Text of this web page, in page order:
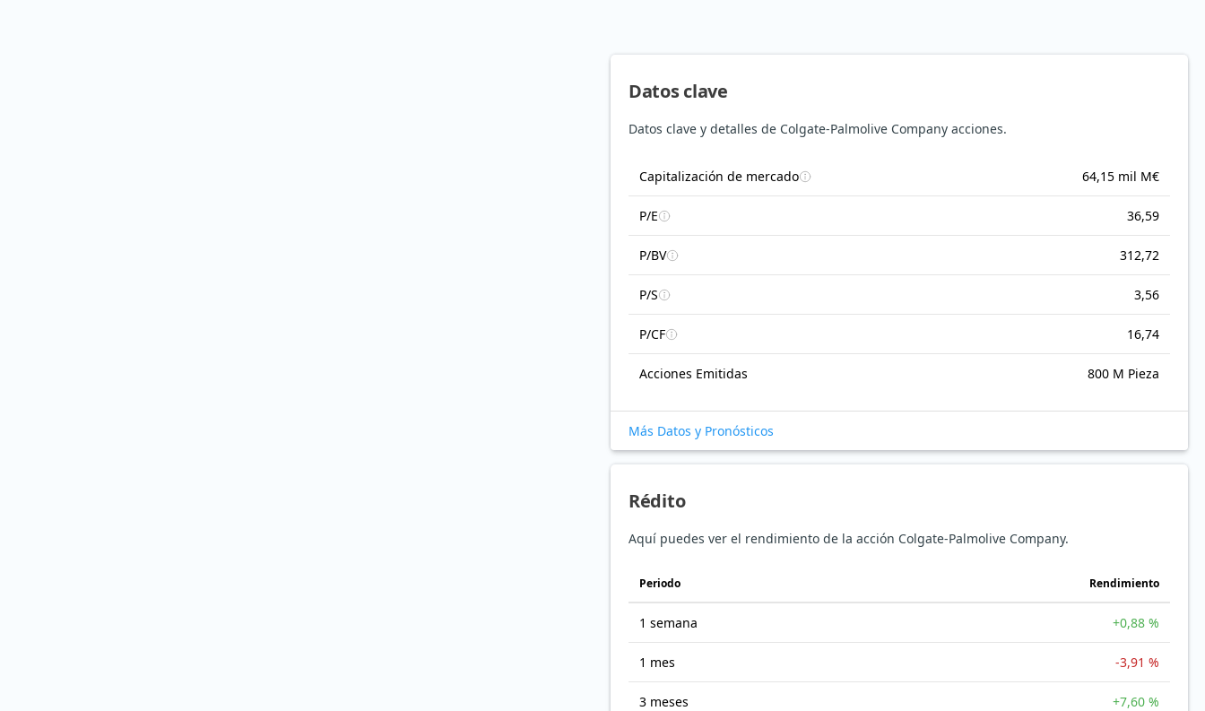
Datos clave
Datos clave y detalles de Colgate-Palmolive Company acciones.
Capitalización de mercado 64,15 mil M€
P/E 36,59
P/BV 312,72
P/S 3,56
P/CF 16,74
Acciones Emitidas 800 M Pieza
Más Datos y Pronósticos
Rédito
Aquí puedes ver el rendimiento de la acción Colgate-Palmolive Company.
Periodo Rendimiento
1 semana +0,88 %
1 mes -3,91 %
3 meses +7,60 %